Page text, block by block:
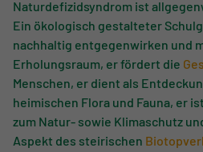
Naturdefizidsyndrom ist
Ein ökologisch gestalteter
nachhaltig entgegenwirken und
Erholungsraum, er fördert die
Menschen, er dient als
heimischen Flora und Fauna, er
zum Natur- sowie Klimaschutz
Aspekt des steirischen